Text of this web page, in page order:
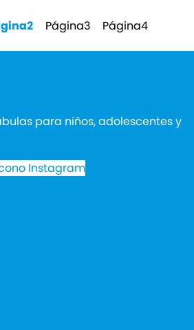
2 Página3 Página4
para niños, adolescentes y
Instagram